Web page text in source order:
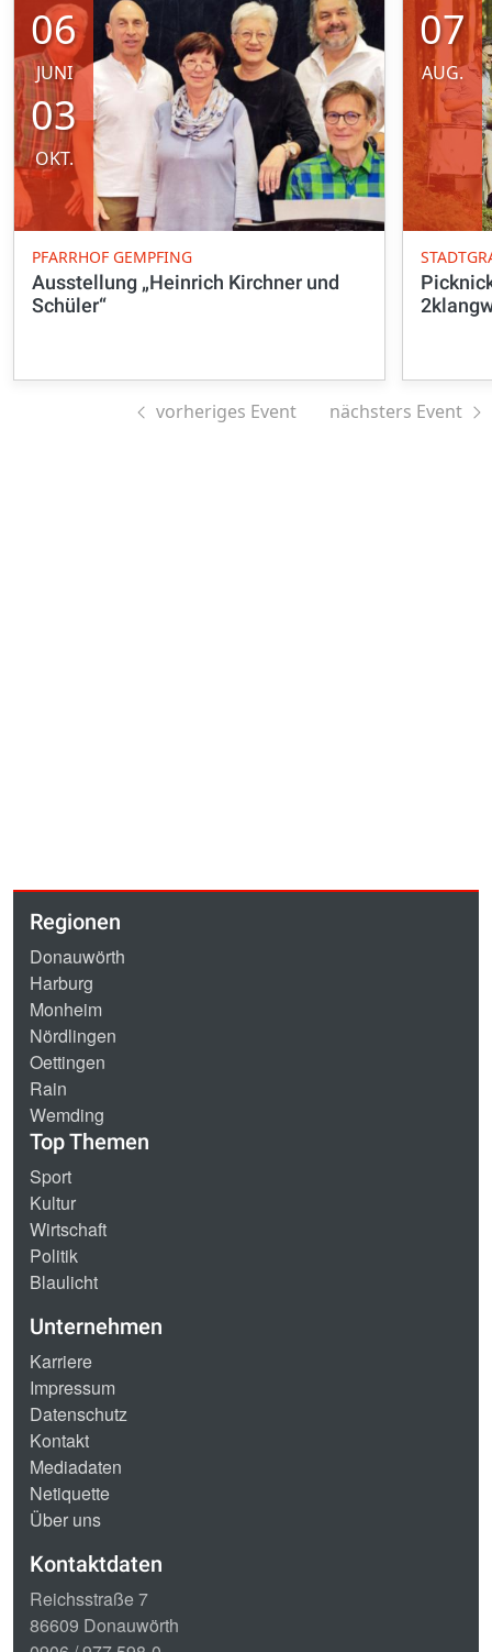
06
JUNI
03
OKT.
PFARRHOF GEMPFING
Ausstellung „Heinrich Kirchner und
Schüler“
07
AUG.
vorheriges Event nächsters Event
Regionen
Donauwörth
Harburg
Monheim
Nördlingen
Oettingen
Rain
Wemding
Top Themen
Sport
Kultur
Wirtschaft
Politik
Blaulicht
Unternehmen
Karriere
Impressum
Datenschutz
Kontakt
Mediadaten
Netiquette
Über uns
Kontaktdaten
Reichsstraße 7
86609 Donauwörth